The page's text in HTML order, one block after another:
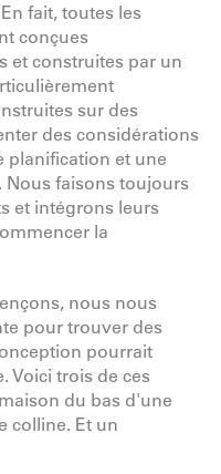
fait, toutes les
conçues
et construites par un
sur des
des considérations
planification et une
faisons toujours
et intégrons leurs
la
nous nous
pour trouver des
pourrait
Voici trois de ces
du bas d'une
colline. Et un